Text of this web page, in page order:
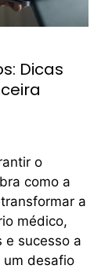
Dicas
o
como a
a
médico,
e sucesso a
um desafio